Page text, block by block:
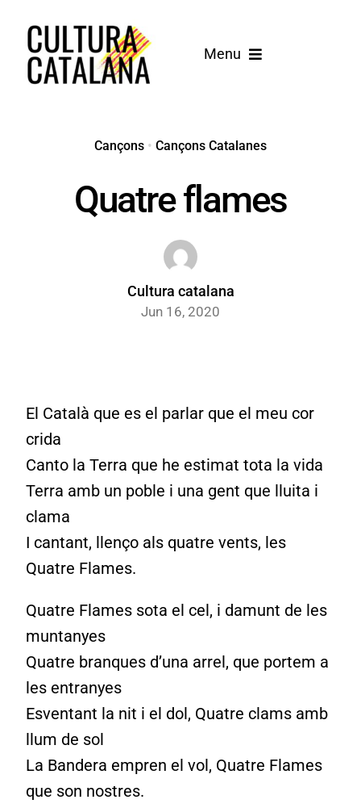
content
Menu
Cançons
Blog
Cançons • Cançons Catalanes
Quatre flames
Cultura catalana
Jun 16, 2020
El Català que es el parlar que el meu cor
crida
Canto la Terra que he estimat tota la vida
Terra amb un poble i una gent que lluita i
clama
I cantant, llenço als quatre vents, les
Quatre Flames.
Quatre Flames sota el cel, i damunt de les
muntanyes
Quatre branques d’una arrel, que portem a
les entranyes
Esventant la nit i el dol, Quatre clams amb
llum de sol
La Bandera empren el vol, Quatre Flames
que son nostres.